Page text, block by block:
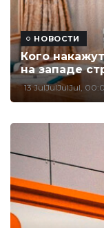
НОВОСТИ
Кого
на западе
13 JulJulJulJul,